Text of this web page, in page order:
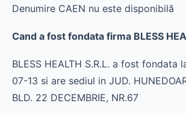
Denumire CAEN nu este disponibilă
Cand a fost fondata firma BLESS
BLESS HEALTH S.R.L. a fost fondata
07-13 si are sediul in JUD.
BLD. 22 DECEMBRIE, NR.67